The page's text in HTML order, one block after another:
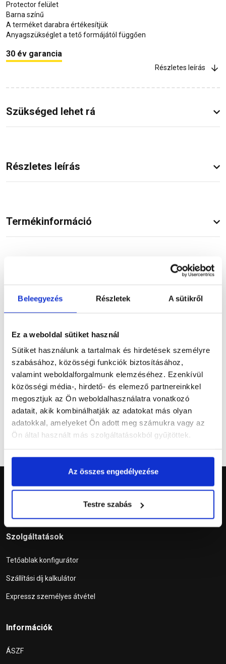
Beleegyezés Részletek A sütikről
Ez a weboldal sütiket használ
Sütiket használunk a tartalmak és hirdetések személyre
szabásához, közösségi funkciók biztosításához,
valamint weboldalforgalmunk elemzéséhez. Ezenkívül
közösségi média-, hirdető- és elemező partnereinkkel
megosztjuk az Ön weboldalhasználatra vonatkozó
adatait, akik kombinálhatják az adatokat más olyan
adatokkal, amelyeket Ön adott meg számukra vagy az
Ön által használt más szolgáltatásokból gyűjtöttek.
Az összes engedélyezése
Testre szabás
Protector felület
Barna színű
A terméket darabra értékesítjük
Anyagszükséglet a tető formájától függően
30 év garancia
Részletes leírás
Szükséged lehet rá
Részletes leírás
Termékinformáció
Vásárlói vélemények
Kérdések és válaszok
Szolgáltatások
Tetőablak konfigurátor
Szállítási díj kalkulátor
Expressz személyes átvétel
Információk
ÁSZF